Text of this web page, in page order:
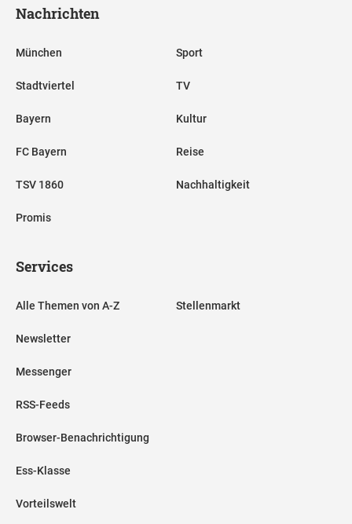
Nachrichten
München
Stadtviertel
Bayern
FC Bayern
TSV 1860
Promis
Sport
TV
Kultur
Reise
Nachhaltigkeit
Services
Alle Themen von A-Z
Newsletter
Messenger
RSS-Feeds
Browser-Benachrichtigung
Ess-Klasse
Vorteilswelt
Stellenmarkt